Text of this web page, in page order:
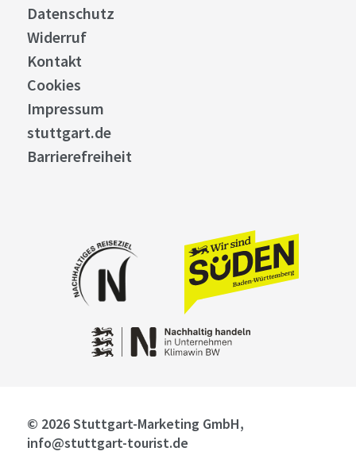
Datenschutz
Widerruf
Kontakt
Cookies
Impressum
stuttgart.de
Barrierefreiheit
© 2026 Stuttgart-Marketing GmbH,
info@stuttgart-tourist.de